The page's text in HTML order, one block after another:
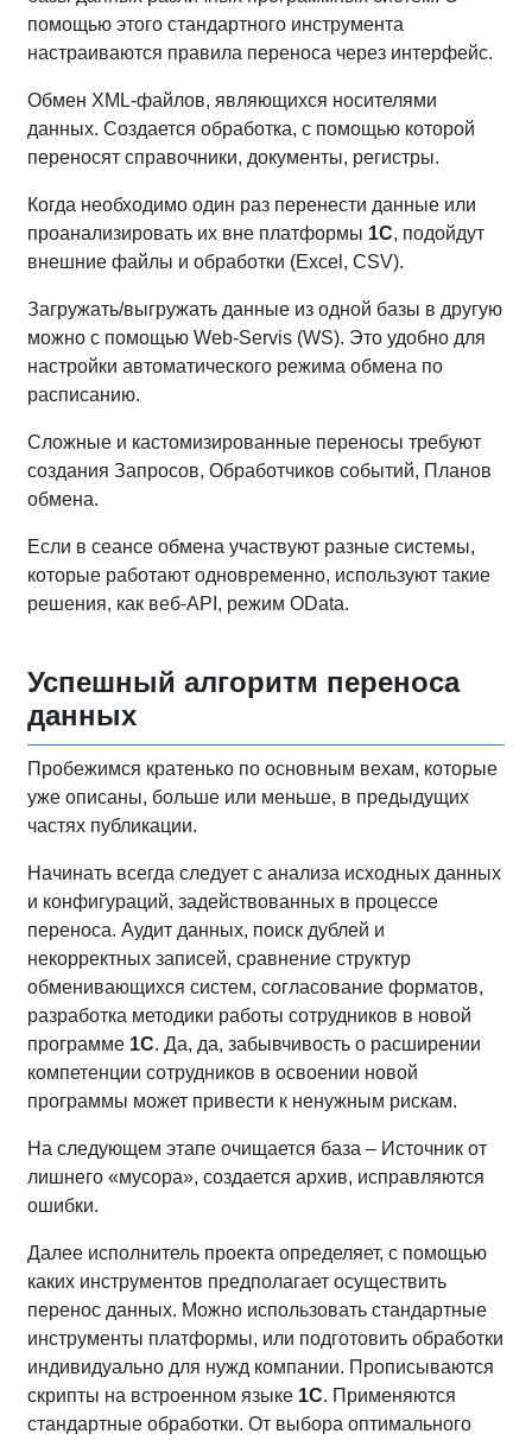
помощью этого стандартного инструмента
настраиваются правила переноса через интерфейс.
Обмен XML-файлов, являющихся носителями
данных. Создается обработка, с помощью которой
переносят справочники, документы, регистры.
Когда необходимо один раз перенести данные или
проанализировать их вне платформы 1С, подойдут
внешние файлы и обработки (Excel, CSV).
Загружать/выгружать данные из одной базы в другую
можно с помощью Web-Servis (WS). Это удобно для
настройки автоматического режима обмена по
расписанию.
Сложные и кастомизированные переносы требуют
создания Запросов, Обработчиков событий, Планов
обмена.
Если в сеансе обмена участвуют разные системы,
которые работают одновременно, используют такие
решения, как веб-API, режим OData.
Успешный алгоритм переноса
данных
Пробежимся кратенько по основным вехам, которые
уже описаны, больше или меньше, в предыдущих
частях публикации.
Начинать всегда следует с анализа исходных данных
и конфигураций, задействованных в процессе
переноса. Аудит данных, поиск дублей и
некорректных записей, сравнение структур
обменивающихся систем, согласование форматов,
разработка методики работы сотрудников в новой
программе 1С. Да, да, забывчивость о расширении
компетенции сотрудников в освоении новой
программы может привести к ненужным рискам.
На следующем этапе очищается база – Источник от
лишнего «мусора», создается архив, исправляются
ошибки.
Далее исполнитель проекта определяет, с помощью
каких инструментов предполагает осуществить
перенос данных. Можно использовать стандартные
инструменты платформы, или подготовить обработки
индивидуально для нужд компании. Прописываются
скрипты на встроенном языке 1С. Применяются
стандартные обработки. От выбора оптимального